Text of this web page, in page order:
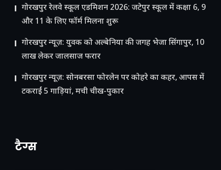
गोरखपुर रेलवे स्कूल एडमिशन 2026: जटेपुर स्कूल में कक्षा 6, 9
और 11 के लिए फॉर्म मिलना शुरू
गोरखपुर न्यूज़: युवक को अल्बेनिया की जगह भेजा सिंगापुर, 10
लाख लेकर जालसाज फरार
गोरखपुर न्यूज़: सोनबरसा फोरलेन पर कोहरे का कहर, आपस में
टकराईं 5 गाड़ियां, मची चीख-पुकार
टैग्स